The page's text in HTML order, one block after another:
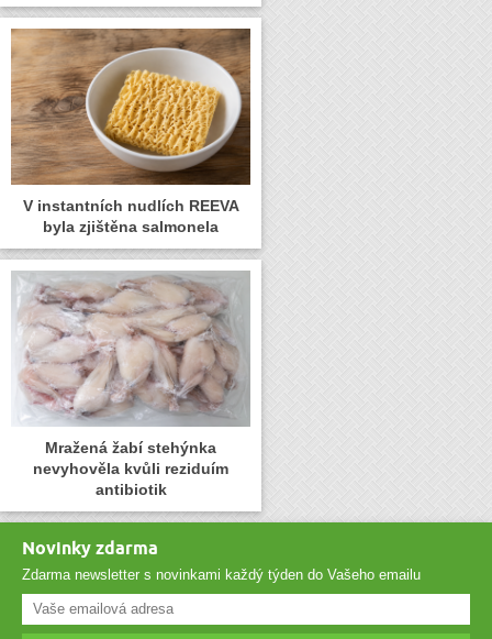
V instantních nudlích REEVA
byla zjištěna salmonela
Mražená žabí stehýnka
nevyhověla kvůli reziduím
antibiotik
Novinky zdarma
Zdarma newsletter s novinkami každý týden do Vašeho emailu